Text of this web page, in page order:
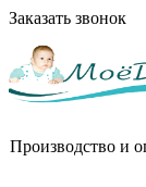
Заказать звонок
Производство и